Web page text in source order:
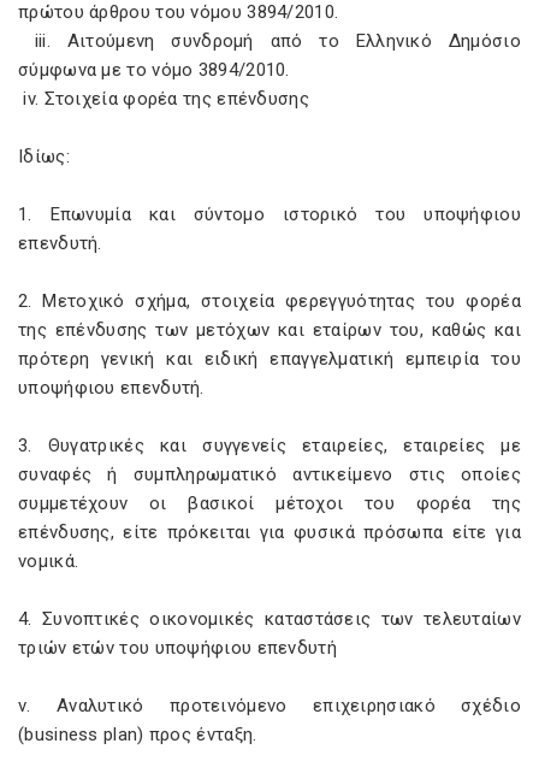
πρώτου άρθρου του νόμου3894/2010.
iii. Αιτούμενη συνδρομή από το Ελληνικό Δημόσιο
σύμφωνα με το νόμο 3894/2010.
iv. Στοιχεία φορέα της επένδυσης
Ιδίως:
1. Επωνυμία και σύντομο ιστορικό του υποψήφιου
επενδυτή.
2. Μετοχικό σχήμα, στοιχεία φερεγγυότητας του φορέα
της επένδυσης των μετόχων και εταίρων του, καθώς και
πρότερη γενική και ειδική επαγγελματική εμπειρία του
υποψήφιου επενδυτή.
3. Θυγατρικές και συγγενείς εταιρείες, εταιρείες με
συναφές ή συμπληρωματικό αντικείμενο στις οποίες
συμμετέχουν οι βασικοί μέτοχοι του φορέα της
επένδυσης, είτε πρόκειται για φυσικά πρόσωπα είτε για
νομικά.
4. Συνοπτικές οικονομικές καταστάσεις των τελευταίων
τριών ετών του υποψήφιου επενδυτή
ν. Αναλυτικό προτεινόμενο επιχειρησιακό σχέδιο
(business plan) προς ένταξη.